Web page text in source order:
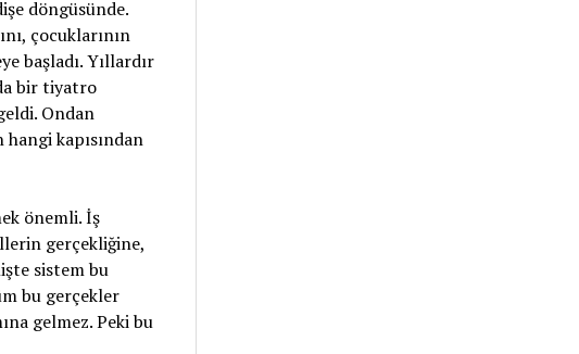
döngüsünde.
çocuklarının
başladı. Yıllardır
bir tiyatro
Ondan
kapısından
önemli. İş
gerçekliğine,
sistem bu
bu gerçekler
gelmez. Peki bu